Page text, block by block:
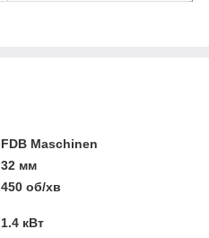
FDB Maschinen
32 мм
450 об/хв
1.4 кВт